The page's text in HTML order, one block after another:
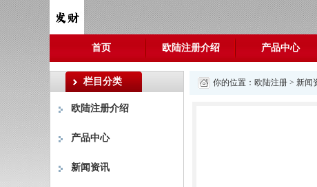
首页 欧陆注册介绍 产品中心
栏目分类
欧陆注册介绍
产品中心
新闻资讯
你的位置： 欧陆注册 > 新闻